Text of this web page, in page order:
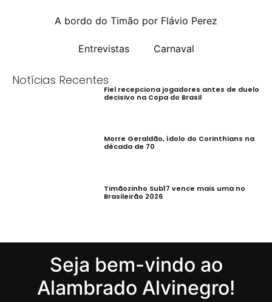
A bordo do Timão por Flávio Perez
Entrevistas Carnaval
Notícias Recentes
Fiel recepciona jogadores antes de duelo
decisivo na Copa do Brasil
Morre Geraldão, ídolo do Corinthians na
década de 70
Timãozinho Sub17 vence mais uma no
Brasileirão 2026
Seja bem-vindo ao
Alambrado Alvinegro!